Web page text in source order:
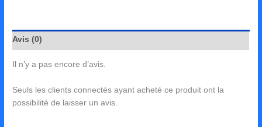
Avis (0)
Il n’y a pas encore d’avis.
Seuls les clients connectés ayant acheté ce produit ont la
possibilité de laisser un avis.